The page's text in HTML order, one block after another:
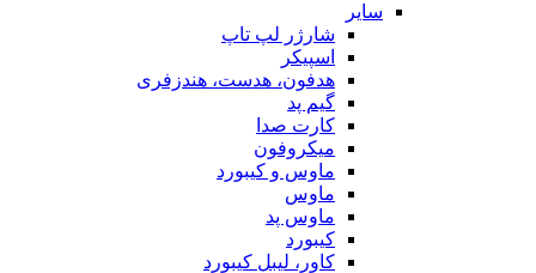
سایر
شارژر لپ تاپ
اسپیکر
هدفون، هدست، هندزفری
گیم پد
کارت صدا
میکروفون
ماوس و کیبورد
ماوس
ماوس پد
کیبورد
کاور، لیبل کیبورد